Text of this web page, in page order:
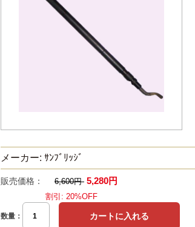
メーカー: ｻﾝﾌﾞﾘｯｼﾞ
販売価格： 6,600円 5,280円
割引: 20%OFF
数量：